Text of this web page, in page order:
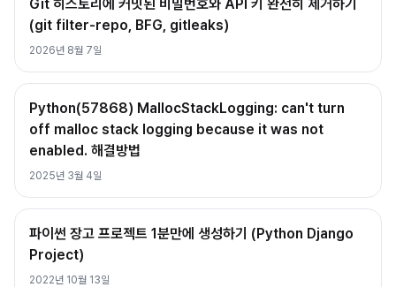
Git 히스토리에 커밋된 비밀번호와 API 키 완전히 제거하기
(git filter-repo, BFG, gitleaks)
2026년 8월 7일
Python(57868) MallocStackLogging: can't turn
off malloc stack logging because it was not
enabled. 해결방법
2025년 3월 4일
파이썬 장고 프로젝트 1분만에 생성하기 (Python Django
Project)
2022년 10월 13일